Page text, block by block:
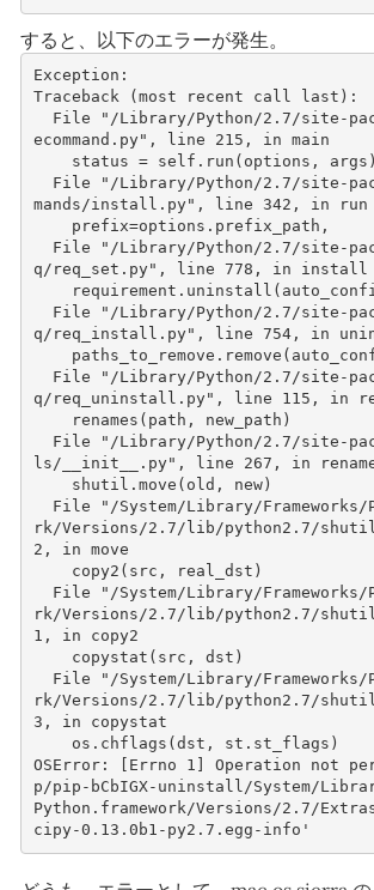
すると、以下のエラーが発生。
Exception:
Traceback (most recent call last):
ecommand.py", line 215, in main
    status = self.run(options, args)
mands/install.py", line 342, in run
    prefix=options.prefix_path,
q/req_set.py", line 778, in install
q/req_install.py", line 754, in
q/req_uninstall.py", line 115, in
    renames(path, new_path)
ls/__init__.py", line 267, in
    shutil.move(old, new)
rk/Versions/2.7/lib/python2.7/
2, in move
    copy2(src, real_dst)
rk/Versions/2.7/lib/python2.7/
1, in copy2
    copystat(src, dst)
rk/Versions/2.7/lib/python2.7/
3, in copystat
    os.chflags(dst, st.st_flags)
OSError: [Errno 1] Operation not
p/pip-bCbIGX-uninstall/System/
Python.framework/Versions/2.7/
cipy-0.13.0b1-py2.7.egg-info'